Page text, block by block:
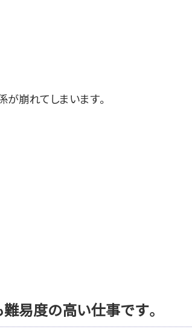
崩れてしまいます。
易度の高い仕事です。